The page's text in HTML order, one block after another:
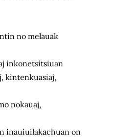
no melauak
inkonetsitsiuan
kintenkuasiaj,
nokauaj,
inauiuilakachuan on